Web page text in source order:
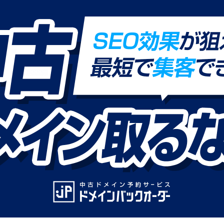
料金について
11,060円（税込）
※1年分の登録費用も含みます。
※一部料金が異なるドメイン名がございます。
が一ドメイン名が取得できない場合、料金はいただきませ